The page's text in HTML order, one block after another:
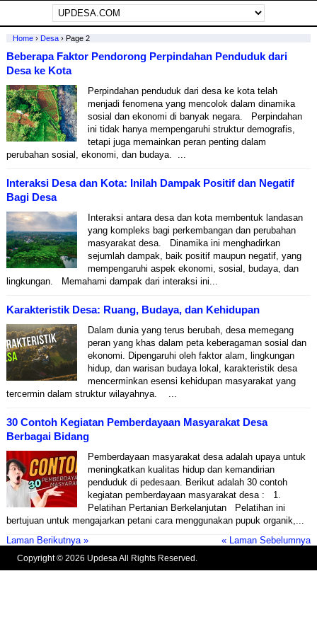
Home› Desa› Page 2
Beberapa Faktor Pendorong Perpindahan Penduduk dari
Desa ke Kota
Perpindahan penduduk dari desa ke kota telah
menjadi fenomena yang mencolok dalam dinamika
sosial dan ekonomi di banyak negara. Perpindahan
ini tidak hanya mempengaruhi struktur demografis,
tetapi juga memainkan peran penting dalam
perubahan sosial, ekonomi, dan budaya. ...
Interaksi Desa dan Kota: Inilah Dampak Positif dan Negatif
Bagi Desa
Interaksi antara desa dan kota membentuk landasan
yang kompleks bagi perkembangan dan perubahan
masyarakat desa. Dinamika ini menghadirkan
sejumlah dampak, baik positif maupun negatif, yang
mempengaruhi aspek ekonomi, sosial, budaya, dan
lingkungan. Memahami dampak dari interaksi ini...
Karakteristik Desa: Ruang, Budaya, dan Kehidupan
Dalam dunia yang terus berubah, desa memegang
peran yang khas dalam peta keberagaman sosial dan
ekonomi. Dipengaruhi oleh faktor alam, lingkungan
hidup, dan warisan budaya lokal, karakteristik desa
mencerminkan esensi kehidupan masyarakat yang
tercermin dalam struktur wilayahnya. ...
30 Contoh Kegiatan Pemberdayaan Masyarakat Desa
Berbagai Bidang
Pemberdayaan masyarakat desa adalah upaya untuk
meningkatkan kualitas hidup dan kemandirian
penduduk di pedesaan. Berikut adalah 30 contoh
kegiatan pemberdayaan masyarakat desa : 1.
Pelatihan Pertanian Berkelanjutan Pelatihan ini
bertujuan untuk mengajarkan petani cara menggunakan pupuk organik,...
Laman Berikutnya »
« Laman Sebelumnya
Copyright © 2026 Updesa All Rights Reserved.